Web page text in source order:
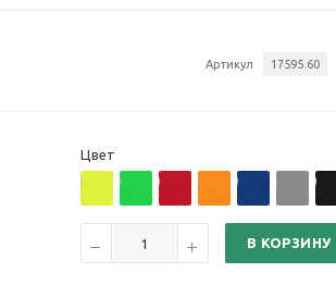
Артикул 17595.60
Цвет
В КОРЗИНУ